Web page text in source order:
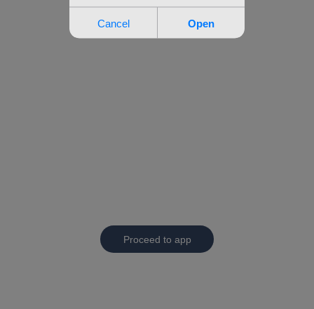
Proceed to app